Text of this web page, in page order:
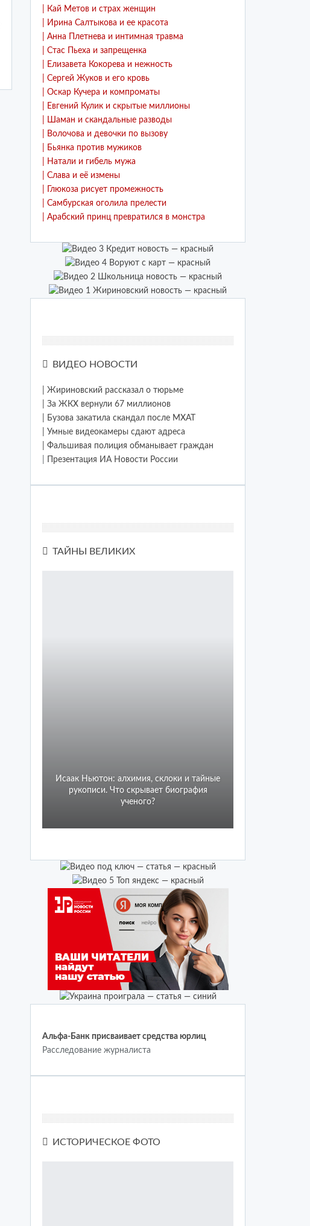
| Кай Метов и страх женщин
| Ирина Салтыкова и ее красота
| Анна Плетнева и интимная травма
| Стас Пьеха и запрещенка
| Елизавета Кокорева и нежность
| Сергей Жуков и его кровь
| Оскар Кучера и компроматы
| Евгений Кулик и скрытые миллионы
| Шаман и скандальные разводы
| Волочова и девочки по вызову
| Бьянка против мужиков
| Натали и гибель мужа
| Слава и её измены
| Глюкоза рисует промежность
| Самбурская оголила прелести
| Арабский принц превратился в монстра
ВИДЕО НОВОСТИ
| Жириновский рассказал о тюрьме
| За ЖКХ вернули 67 миллионов
| Бузова закатила скандал после МХАТ
| Умные видеокамеры сдают адреса
| Фальшивая полиция обманывает граждан
Презентация ИА Новости России
ТАЙНЫ ВЕЛИКИХ
Исаак Ньютон: алхимия, склоки и тайные
рукописи. Что скрывает биография
ученого?
Альфа-Банк присваивает средства юрлиц
Расследование журналиста
ИСТОРИЧЕСКОЕ ФОТО